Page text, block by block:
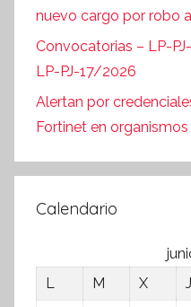
nuevo cargo por robo
Convocatorias – LP-
LP-PJ-17/2026
Alertan por
Fortinet en
Calendario
L
M X J